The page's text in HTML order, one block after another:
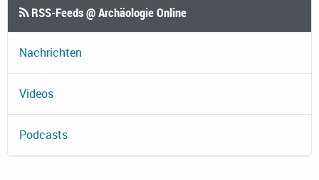
RSS-Feeds @ Archäologie Online
Nachrichten
Videos
Podcasts